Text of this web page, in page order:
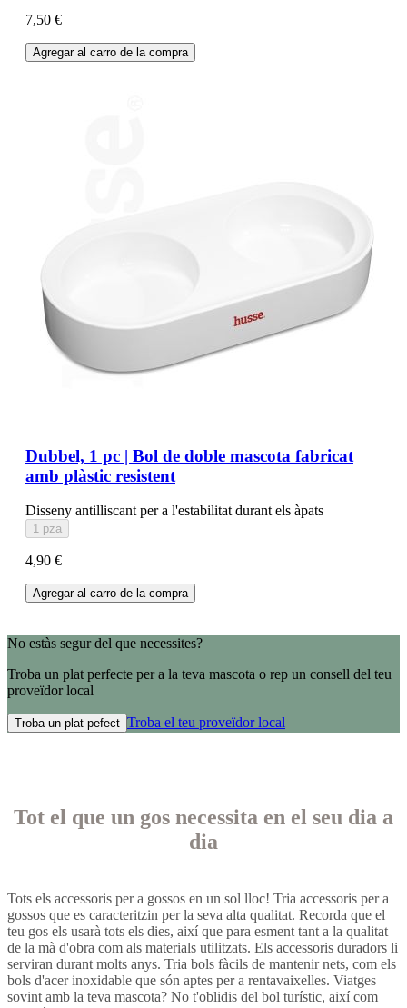
7,50 €
Agregar al carro de la compra
Dubbel, 1 pc | Bol de doble mascota fabricat
amb plàstic resistent
Disseny antilliscant per a l'estabilitat durant els àpats
1 pza
4,90 €
Agregar al carro de la compra
No estàs segur del que necessites?
Troba un plat perfecte per a la teva mascota o rep un consell del teu
proveïdor local
Troba un plat pefect Troba el teu proveïdor local
Tot el que un gos necessita en el seu dia a
dia
Tots els accessoris per a gossos en un sol lloc! Tria accessoris per a
gossos que es caracteritzin per la seva alta qualitat. Recorda que el
teu gos els usarà tots els dies, així que para esment tant a la qualitat
de la mà d'obra com als materials utilitzats. Els accessoris duradors li
serviran durant molts anys. Tria bols fàcils de mantenir nets, com els
bols d'acer inoxidable que són aptes per a rentavaixelles. Viatges
sovint amb la teva mascota? No t'oblidis del bol turístic, així com